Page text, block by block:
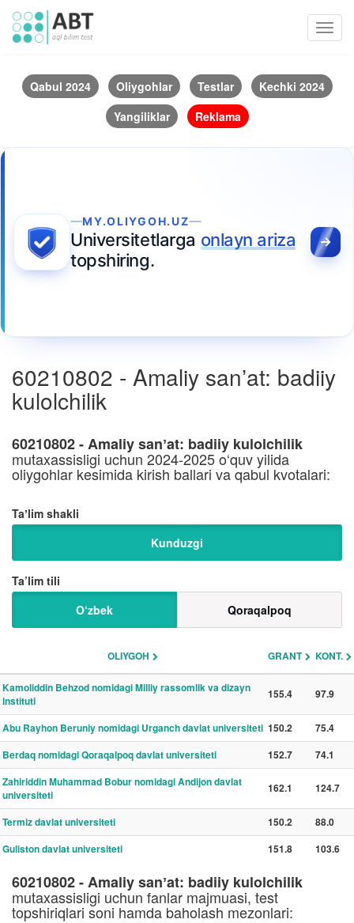
Qabul 2024 Oliygohlar Testlar
Kechki 2024
Yangiliklar
Reklama
MY.OLIYGOH.UZ
Universitetlarga onlayn ariza
topshiring.
60210802 - Amaliy sanʼat: badiiy
kulolchilik
60210802 - Amaliy sanʼat: badiiy kulolchilik
mutaxassisligi uchun 2024-2025 o‘quv yilida
oliygohlar kesimida kirish ballari va qabul kvotalari:
Taʼlim shakli
Kunduzgi
Ta’lim tili
O‘zbek
Qoraqalpoq
OLIYGOH GRANT KONT.
Kamoliddin Behzod nomidagi Milliy rassomlik va dizayn
instituti
155.4 97.9
Abu Rayhon Beruniy nomidagi Urganch davlat universiteti 150.2
75.4
Berdaq nomidagi Qoraqalpoq davlat universiteti
152.7
74.1
Zahiriddin Muhammad Bobur nomidagi Andijon davlat
universiteti
162.1 124.7
Termiz davlat universiteti 150.2
88.0
Guliston davlat universiteti
151.8 103.6
60210802 - Amaliy sanʼat: badiiy kulolchilik
mutaxassisligi uchun fanlar majmuasi, test
topshiriqlari soni hamda baholash mezonlari: